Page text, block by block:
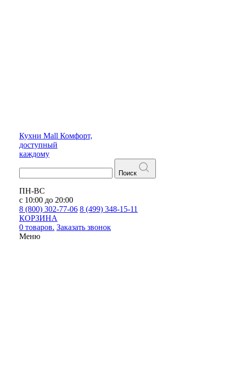
Кухни Mall Комфорт,
доступный
каждому
Поиск
ПН-ВС
с 10:00 до 20:00
8 (800) 302-77-06 8 (499) 348-15-11
КОРЗИНА
0 товаров. Заказать звонок
Меню